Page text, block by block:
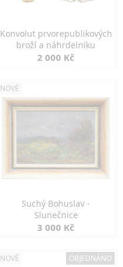
Konvolut prvorepublikových
broží a náhrdelníku
2 000 Kč
NOVÉ
Suchý Bohuslav -
Slunečnice
3 000 Kč
NOVÉ OBJEDNÁNO